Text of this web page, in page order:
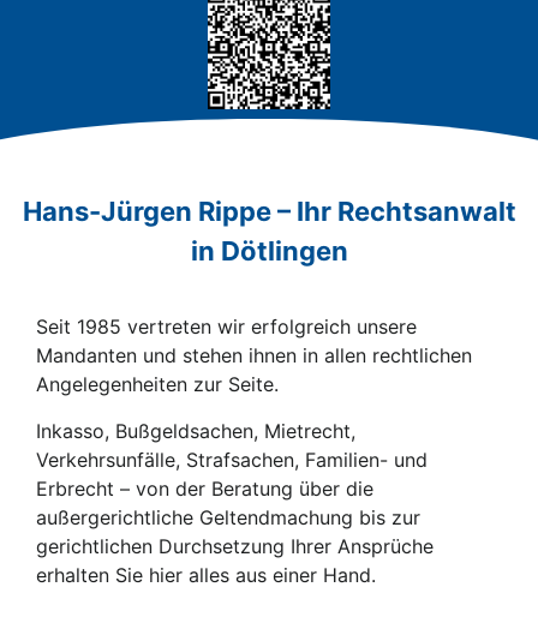
Hans-Jürgen Rippe – Ihr Rechtsanwalt
in Dötlingen
Seit 1985 vertreten wir erfolgreich unsere
Mandanten und stehen ihnen in allen rechtlichen
Angelegenheiten zur Seite.
Inkasso, Bußgeldsachen, Mietrecht,
Verkehrsunfälle, Strafsachen, Familien- und
Erbrecht – von der Beratung über die
außergerichtliche Geltendmachung bis zur
gerichtlichen Durchsetzung Ihrer Ansprüche
erhalten Sie hier alles aus einer Hand.